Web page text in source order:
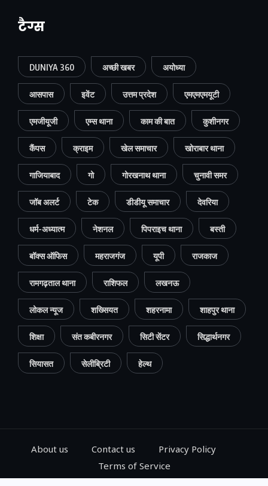
टैग्स
DUNIYA 360 अच्छी खबर अयोध्या
आसपास इवेंट उत्तम प्रदेश एमएमएमयूटी
एमजीयूजी एम्स थाना काम की बात कुशीनगर
कैंपस क्राइम खेल समाचार खोराबार थाना
गाजियाबाद गो गोरखनाथ थाना चुनावी समर
जॉब अलर्ट टेक डीडीयू समाचार देवरिया
धर्म-अध्यात्म नेशनल पिपराइच थाना बस्ती
बॉक्स ऑफिस महराजगंज यूपी राजकाज
रामगढ़ताल थाना राशिफल लखनऊ
लोकल न्यूज शख्सियत शहरनामा शाहपुर थाना
शिक्षा संत कबीरनगर सिटी सेंटर सिद्धार्थनगर
सियासत सेलीब्रिटी हेल्थ
About us Contact us
Privacy Policy
Terms of Service